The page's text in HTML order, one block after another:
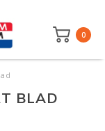
0
BLAD